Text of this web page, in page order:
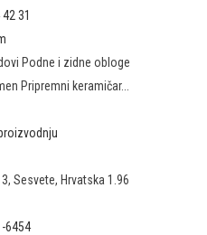
31
Podne i zidne obloge
Pripremni keramičar...
Sesvete, Hrvatska 1.96
6454